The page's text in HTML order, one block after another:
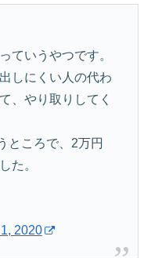
ていうやつです。
しにくい人の代わ
、やり取りしてく
ところで、2万円
た。
2020